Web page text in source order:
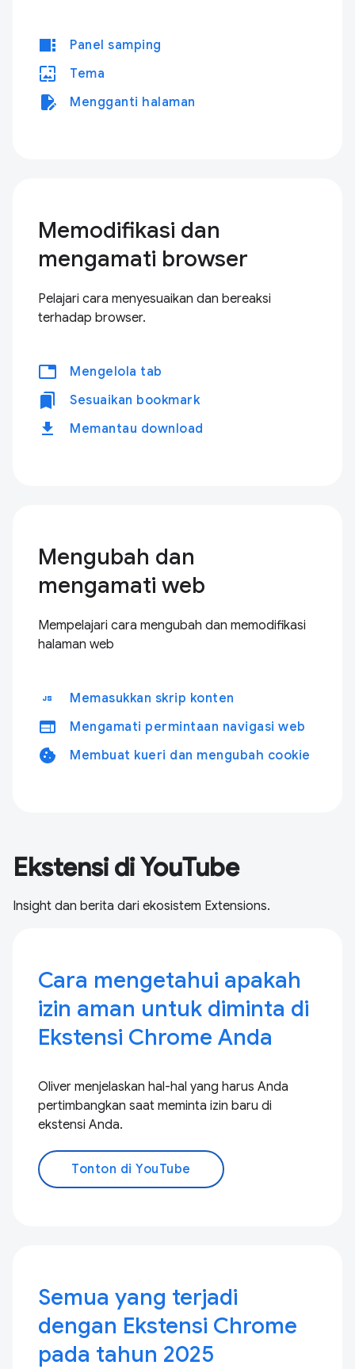
view_sidebar Panel samping
wallpaper Tema
edit_document Mengganti halaman
Memodifikasi dan
mengamati browser
Pelajari cara menyesuaikan dan bereaksi
terhadap browser.
tabsMengelola tab
bookmarks Sesuaikan bookmark
download Memantau download
Mengubah dan
mengamati web
Mempelajari cara mengubah dan memodifikasi
halaman web
javascript Memasukkan skrip konten
web Mengamati permintaan navigasi web
cookie Membuat kueri dan mengubah cookie
Ekstensi di YouTube
Insight dan berita dari ekosistem Extensions.
Cara mengetahui apakah
izin aman untuk diminta di
Ekstensi Chrome Anda
Oliver menjelaskan hal-hal yang harus Anda
pertimbangkan saat meminta izin baru di
ekstensi Anda.
Tonton di YouTube
Semua yang terjadi
dengan Ekstensi Chrome
pada tahun 2025